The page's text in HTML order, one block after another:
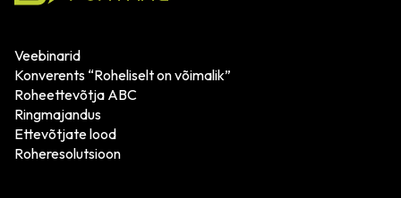
Veebinarid
Konverents “Roheliselt on võimalik”
Roheettevõtja ABC
Ringmajandus
Ettevõtjate lood
Roheresolutsioon